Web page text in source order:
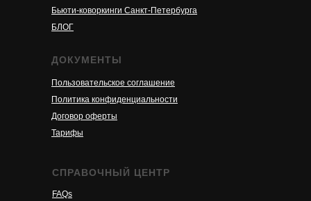
Бьюти-коворкинги Санкт-Петербурга
БЛОГ
ДОКУМЕНТЫ
Пользовательское соглашение
Политика конфиденциальности
Договор оферты
Тарифы
СПРАВОЧНЫЙ ЦЕНТР
FAQs